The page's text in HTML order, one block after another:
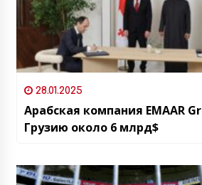
28.01.2025
Арабская компания EMAAR
Грузию около 6 млрд$